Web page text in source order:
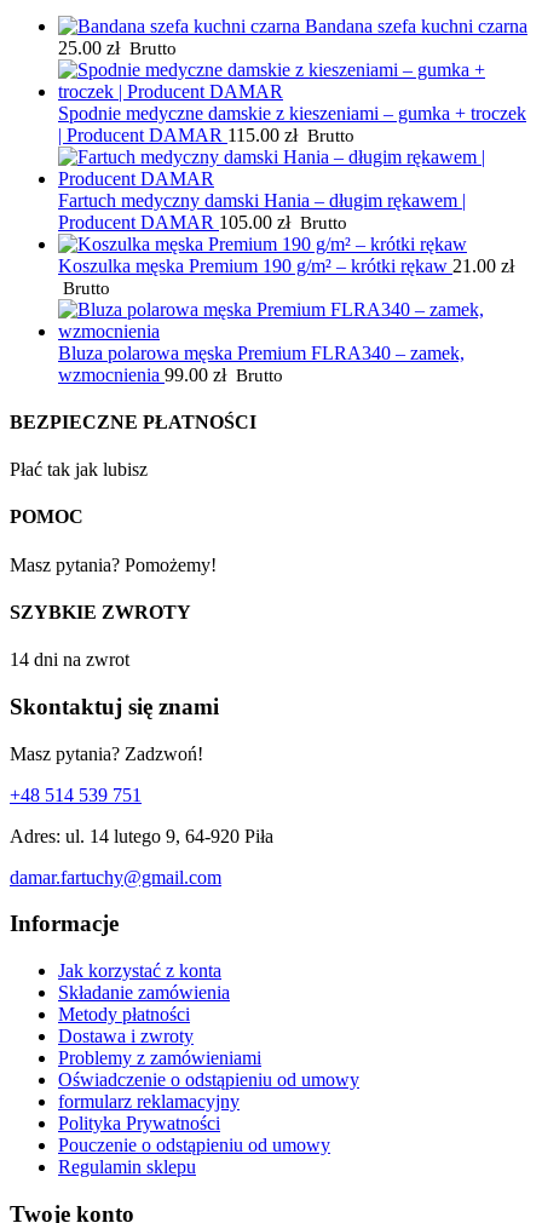
Bandana szefa kuchni czarna
25.00 zł Brutto
Spodnie medyczne damskie z kieszeniami – gumka + troczek
| Producent DAMAR 115.00 zł Brutto
Fartuch medyczny damski Hania – długim rękawem |
Producent DAMAR 105.00 zł Brutto
Koszulka męska Premium 190 g/m² – krótki rękaw 21.00 zł
Brutto
Bluza polarowa męska Premium FLRA340 – zamek,
wzmocnienia 99.00 zł Brutto
BEZPIECZNE PŁATNOŚCI
Płać tak jak lubisz
POMOC
Masz pytania? Pomożemy!
SZYBKIE ZWROTY
14 dni na zwrot
Skontaktuj się znami
Masz pytania? Zadzwoń!
+48 514 539 751
Adres: ul. 14 lutego 9, 64-920 Piła
damar.fartuchy@gmail.com
Informacje
Jak korzystać z konta
Składanie zamówienia
Metody płatności
Dostawa i zwroty
Problemy z zamówieniami
Oświadczenie o odstąpieniu od umowy
formularz reklamacyjny
Polityka Prywatności
Pouczenie o odstąpieniu od umowy
Regulamin sklepu
Twoje konto